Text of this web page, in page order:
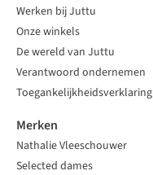
Werken bij Juttu
Onze winkels
De wereld van Juttu
Verantwoord ondernemen
Toegankelijkheidsverklaring
Merken
Nathalie Vleeschouwer
Selected dames